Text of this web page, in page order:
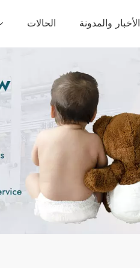
الحالات الأخبار والمدونة